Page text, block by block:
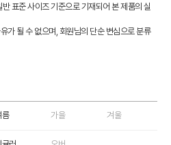
표준 사이즈 기준으로 기재되어 본 제품의 실
가 될 수 없으며, 회원님의 단순 변심으로 분류
름 가을 겨울